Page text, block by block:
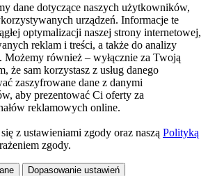
dane dotyczące naszych użytkowników,
urządzeń. Informacje te
optymalizacji naszej strony internetowej,
reklam i treści, a także do analizy
Możemy również – wyłącznie za Twoją
że sam korzystasz z usług danego
zaszyfrowane dane z danymi
aby prezentować Ci oferty za
reklamowych online.
z ustawieniami zgody oraz naszą Polityką
zgody.
Dopasowanie ustawień